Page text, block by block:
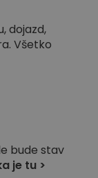
dojazd,
Všetko
bude stav
je tu >